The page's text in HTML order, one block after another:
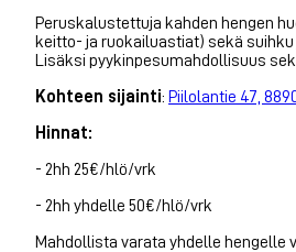
Peruskalustettuja kahden hengen
keitto- ja ruokailuastiat) sekä suihku
Lisäksi pyykinpesumahdollisuus
Kohteen sijainti: Piilolantie 47,
Hinnat:
- 2hh 25€/hlö/vrk
- 2hh yhdelle 50€/hlö/vrk
Mahdollista varata yhdelle hengelle